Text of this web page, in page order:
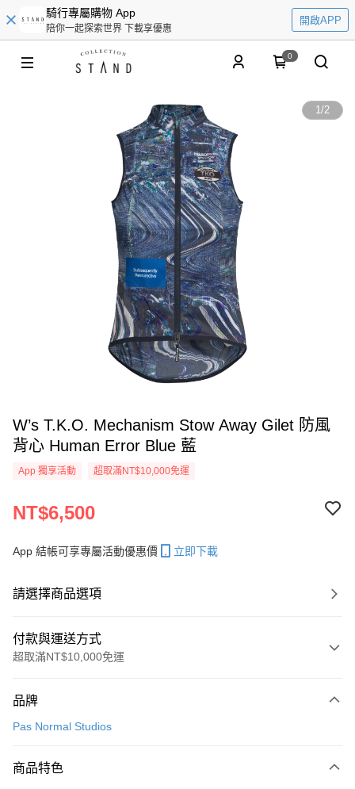
騎行專屬購物 App
陪你一起探索世界 下載享優惠
開啟APP
0
1/2
W’s T.K.O. Mechanism Stow Away Gilet 防風
背心 Human Error Blue 藍
App 獨享活動 超取滿NT$10,000免運
NT$6,500
App 結帳可享專屬活動優惠價 立即下載
請選擇商品選項
付款與運送方式
超取滿NT$10,000免運
信用卡一次付款
LINE Pay
品牌
Pas Normal Studios
商品特色